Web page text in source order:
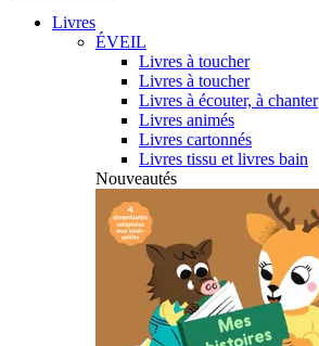
Livres
ÉVEIL
Livres à toucher
Livres à toucher
Livres à écouter, à chanter
Livres animés
Livres cartonnés
Livres tissu et livres bain
Nouveautés